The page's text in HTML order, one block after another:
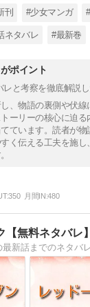
刊 #少女マンガ
ネタバレ #最新巻
ポイント
レと考察を徹底解説
、物語の裏側や伏
ーリーの核心に迫
ています。読者が物
く伝える工夫を施
350 月間IN:480
【無料ネタバレ